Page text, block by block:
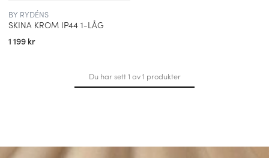
BY RYDÉNS
SKINA KROM IP44 1-LÅG
1 199 kr
Du har sett 1 av 1 produkter